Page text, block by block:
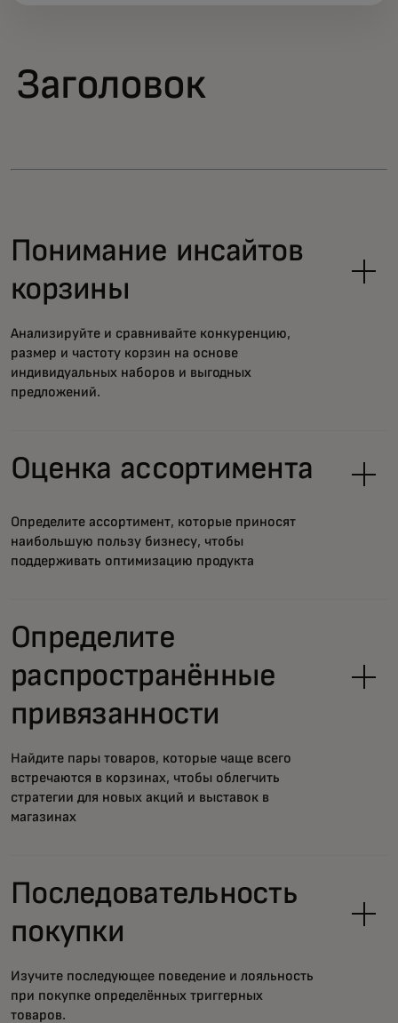
Заголовок
Понимание инсайтов
корзины
Анализируйте и сравнивайте конкуренцию,
размер и частоту корзин на основе
индивидуальных наборов и выгодных
предложений.
Оценка ассортимента
Определите ассортимент, которые приносят
наибольшую пользу бизнесу, чтобы
поддерживать оптимизацию продукта
Определите
распространённые
привязанности
Найдите пары товаров, которые чаще всего
встречаются в корзинах, чтобы облегчить
стратегии для новых акций и выставок в
магазинах
Последовательность
покупки
Изучите последующее поведение и лояльность
при покупке определённых триггерных
товаров.